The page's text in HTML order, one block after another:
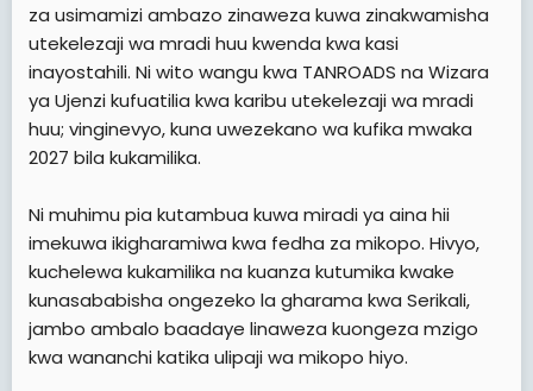
za usimamizi ambazo zinaweza kuwa zinakwamisha
utekelezaji wa mradi huu kwenda kwa kasi
inayostahili. Ni wito wangu kwa TANROADS na Wizara
ya Ujenzi kufuatilia kwa karibu utekelezaji wa mradi
huu; vinginevyo, kuna uwezekano wa kufika mwaka
2027 bila kukamilika.
Ni muhimu pia kutambua kuwa miradi ya aina hii
imekuwa ikigharamiwa kwa fedha za mikopo. Hivyo,
kuchelewa kukamilika na kuanza kutumika kwake
kunasababisha ongezeko la gharama kwa Serikali,
jambo ambalo baadaye linaweza kuongeza mzigo
kwa wananchi katika ulipaji wa mikopo hiyo.